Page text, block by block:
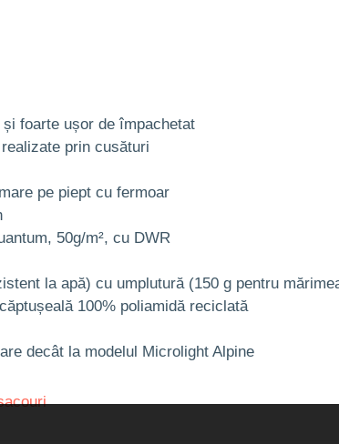
foarte ușor de împachetat
prin cusături
pe piept cu fermoar
50g/m², cu DWR
la apă) cu umplutură (150 g pentru
100% poliamidă reciclată
decât la modelul Microlight Alpine